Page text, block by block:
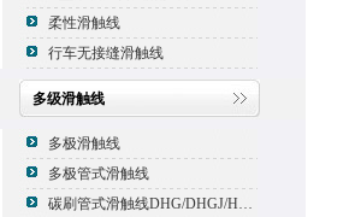
柔性滑触线
行车无接缝滑触线
多级滑触线
多极滑触线
多极管式滑触线
碳刷管式滑触线DHG/DHGJ/HXTL/HXTS-4